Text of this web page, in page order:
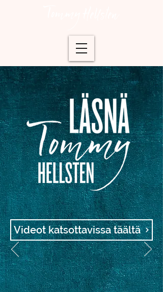
Videot katsottavissa täältä